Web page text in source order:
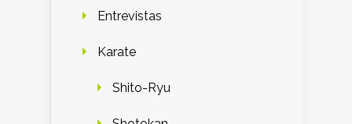
Entrevistas
Karate
Shito-Ryu